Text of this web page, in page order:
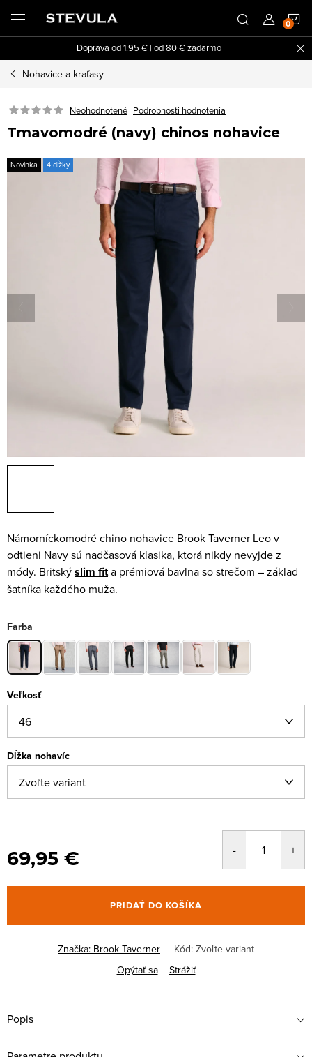
obsah
Doprava od 1.95 € | od 80 € zadarmo
Nohavice a kraťasy
Neohodnotené Podrobnosti hodnotenia
Tmavomodré (navy) chinos nohavice
Novinka 4 dĺžky
Námorníckomodré chino nohavice Brook Taverner Leo v
odtieni Navy sú nadčasová klasika, ktorá nikdy nevyjde z
módy. Britskýslim fita prémiová bavlna so strečom – základ
šatníka každého muža.
Farba
Veľkosť
Dĺžka nohavíc
69,95 €
PRIDAŤ DO KOŠÍKA
Značka: Brook Taverner Kód: Zvoľte variant
Opýtať sa
Strážiť
Popis